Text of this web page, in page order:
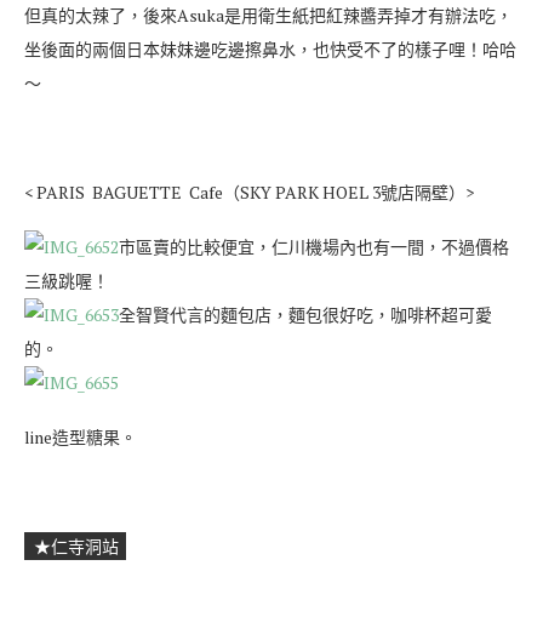
但真的太辣了，後來Asuka是用衛生紙把紅辣醬弄掉才有辦法吃，
坐後面的兩個日本妹妹邊吃邊擦鼻水，也快受不了的樣子哩！哈哈
～
< PARIS BAGUETTE Cafe（SKY PARK HOEL 3號店隔壁）>
市區賣的比較便宜，仁川機場內也有一間，不過價格
三級跳喔！
全智賢代言的麵包店，麵包很好吃，咖啡杯超可愛
的。
line造型糖果。
★仁寺洞站